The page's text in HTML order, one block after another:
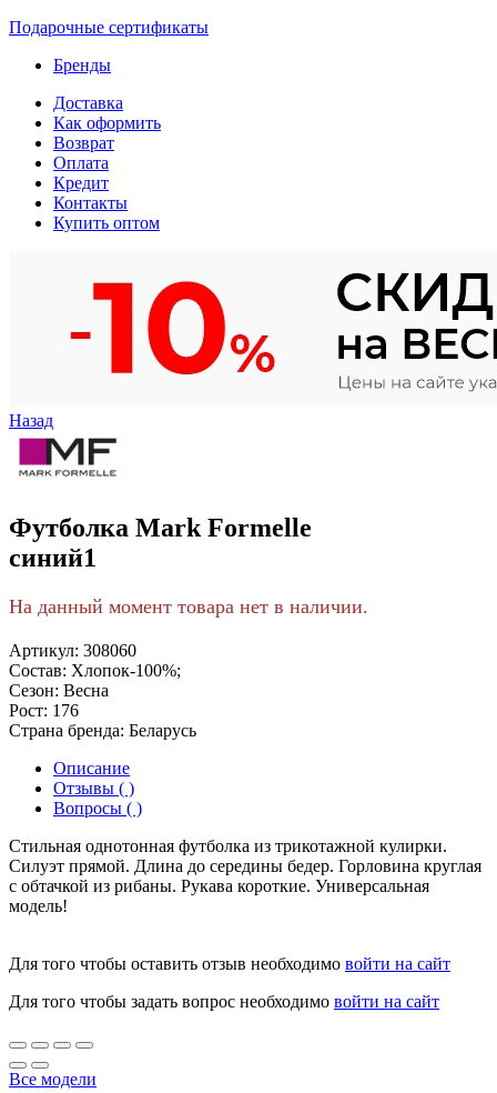
Подарочные сертификаты
Бренды
Доставка
Как оформить
Возврат
Оплата
Кредит
Контакты
Купить оптом
Назад
Футболка Mark Formelle
синий1
На данный момент товара нет в наличии.
Артикул: 308060
Состав: Хлопок-100%;
Сезон: Весна
Рост: 176
Страна бренда: Беларусь
Описание
Отзывы ( )
Вопросы ( )
Стильная однотонная футболка из трикотажной кулирки.
Силуэт прямой. Длина до середины бедер. Горловина круглая
с обтачкой из рибаны. Рукава короткие. Универсальная
модель!
Для того чтобы оставить отзыв необходимо войти на сайт
Для того чтобы задать вопрос необходимо войти на сайт
Все модели